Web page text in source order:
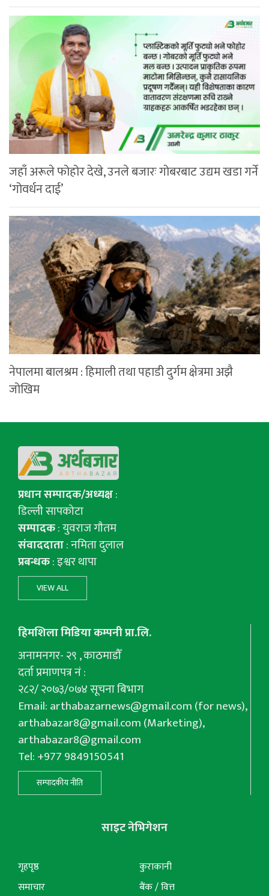
जहाँ अरूले फोहोर देखे, उनले बजारः गोबरबाट उद्यम खडा गर्ने
‘गोवर्धन दाई’
नेपालमा बालश्रम : हिमाली तथा पहाडी दुर्गम क्षेत्रमा अझै
जोखिम
प्रधान सम्पादक/अध्यक्ष:
डिल्ली सापकोटा
सम्पादक: युवराज गाैतम
संवाददाता: नमिता दुलाल
प्रबन्धक: इश्वर थापा
VIEW ALL
हिमशिला मिडिया कम्पनी प्रा.लि.
अनामनगर- २९ , काठमाडौँ
दर्ता प्रमाणपत्र नं :
२८२/ २०७३/०७४ सूचना बिभाग
Email:arthabazarnews@gmail.com(for news),
arthabazar8@gmail.com(Marketing),
arthabazar8@gmail.com
Tel: +977 9849150541
सम्पादकीय नीति
साइट नेभिगेशन
गृहपृष्ठ
समाचार
कुराकानी
बैंक / वित्त